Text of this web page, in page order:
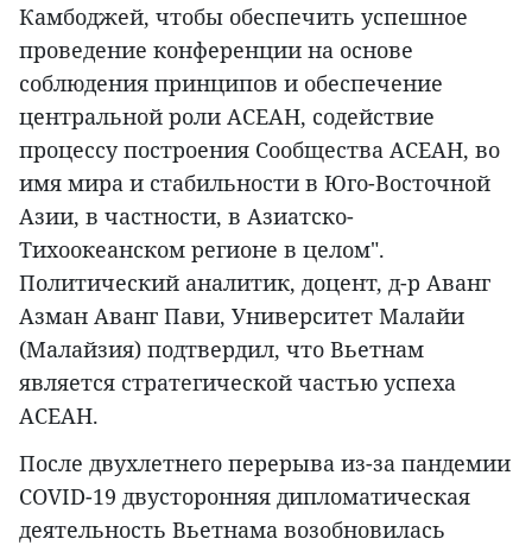
Камбоджей, чтобы обеспечить успешное
проведение конференции на основе
соблюдения принципов и обеспечение
центральной роли АСЕАН, содействие
процессу построения Сообщества АСЕАН, во
имя мира и стабильности в Юго-Восточной
Азии, в частности, в Азиатско-
Тихоокеанском регионе в целом".
Политический аналитик, доцент, д-р Аванг
Азман Аванг Пави, Университет Малайи
(Малайзия) подтвердил, что Вьетнам
является стратегической частью успеха
АСЕАН.
После двухлетнего перерыва из-за пандемии
COVID-19 двусторонняя дипломатическая
деятельность Вьетнама возобновилась